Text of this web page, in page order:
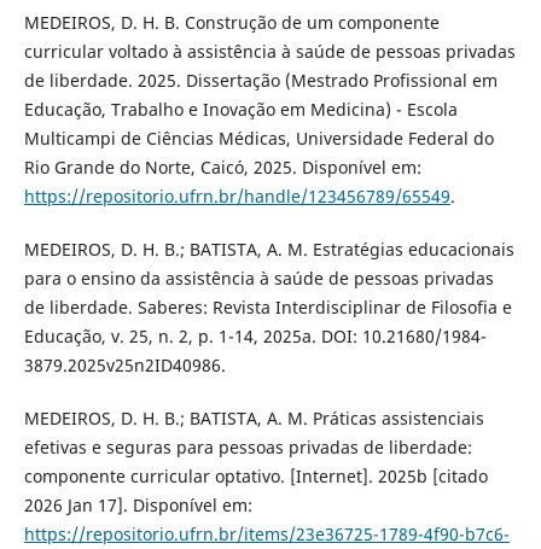
MEDEIROS, D. H. B. Construção de um componente
curricular voltado à assistência à saúde de pessoas privadas
de liberdade. 2025. Dissertação (Mestrado Profissional em
Educação, Trabalho e Inovação em Medicina) - Escola
Multicampi de Ciências Médicas, Universidade Federal do
Rio Grande do Norte, Caicó, 2025. Disponível em:
https://repositorio.ufrn.br/handle/123456789/65549.
MEDEIROS, D. H. B.; BATISTA, A. M. Estratégias educacionais
para o ensino da assistência à saúde de pessoas privadas
de liberdade. Saberes: Revista Interdisciplinar de Filosofia e
Educação, v. 25, n. 2, p. 1-14, 2025a. DOI: 10.21680/1984-
3879.2025v25n2ID40986.
MEDEIROS, D. H. B.; BATISTA, A. M. Práticas assistenciais
efetivas e seguras para pessoas privadas de liberdade:
componente curricular optativo. [Internet]. 2025b [citado
2026 Jan 17]. Disponível em:
https://repositorio.ufrn.br/items/23e36725-1789-4f90-b7c6-